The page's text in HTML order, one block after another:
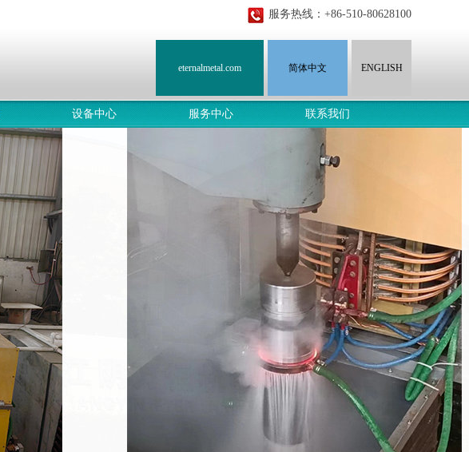
服务热线：+86-510-80628100
eternalmetal.com 简体中文 ENGLISH
设备中心 服务中心 联系我们